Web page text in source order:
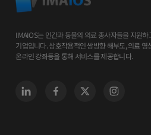
IMAIOS는 인간과 동물의 의료 종사자들을 지원
기업입니다. 상호작용적인 쌍방향 해부도, 의료
온라인 강좌등을 통해 서비스를 제공합니다.